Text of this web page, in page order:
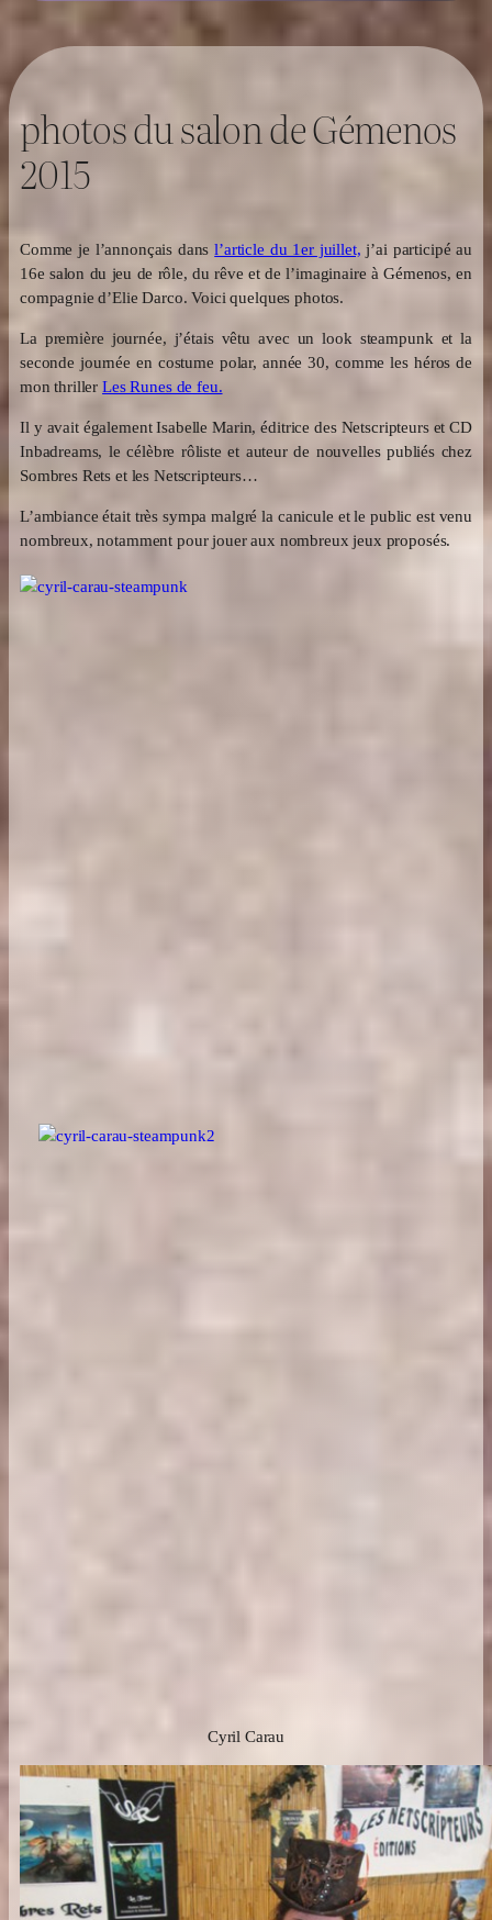
photos du salon de Gémenos
2015
Comme je l’annonçais dansl’article du 1er juillet, j’ai participé au
16e salon du jeu de rôle, du rêve et de l’imaginaire à Gémenos, en
compagnie d’Elie Darco. Voici quelques photos.
La première journée, j’étais vêtu avec un look steampunk et la
seconde journée en costume polar, année 30, comme les héros de
mon thrillerLes Runes de feu.
Il y avait également Isabelle Marin, éditrice des Netscripteurs et CD
Inbadreams, le célèbre rôliste et auteur de nouvelles publiés chez
Sombres Rets et les Netscripteurs…
L’ambiance était très sympa malgré la canicule et le public est venu
nombreux, notamment pour jouer aux nombreux jeux proposés.
Cyril Carau